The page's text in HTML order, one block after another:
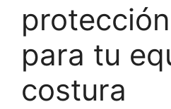
para tu
costura